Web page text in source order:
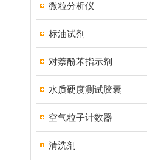
微粒分析仪
标油试剂
对萘酚苯指示剂
水质硬度测试胶囊
空气粒子计数器
清洗剂